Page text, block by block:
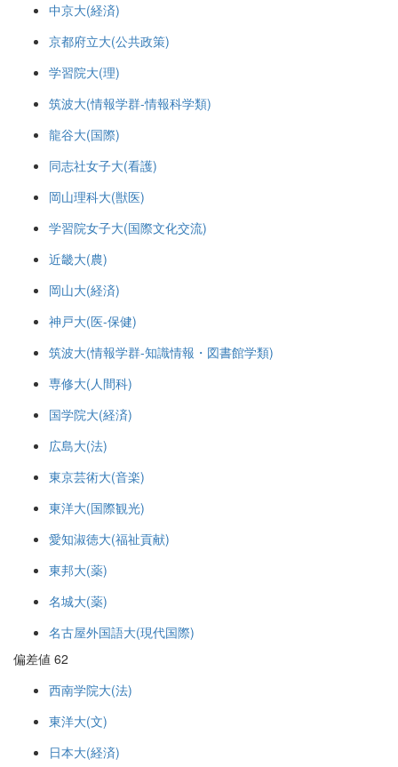
中京大(経済)
京都府立大(公共政策)
学習院大(理)
筑波大(情報学群-情報科学類)
龍谷大(国際)
同志社女子大(看護)
岡山理科大(獣医)
学習院女子大(国際文化交流)
近畿大(農)
岡山大(経済)
神戸大(医-保健)
筑波大(情報学群-知識情報・図書館学類)
専修大(人間科)
国学院大(経済)
広島大(法)
東京芸術大(音楽)
東洋大(国際観光)
愛知淑徳大(福祉貢献)
東邦大(薬)
名城大(薬)
名古屋外国語大(現代国際)
偏差値 62
西南学院大(法)
東洋大(文)
日本大(経済)